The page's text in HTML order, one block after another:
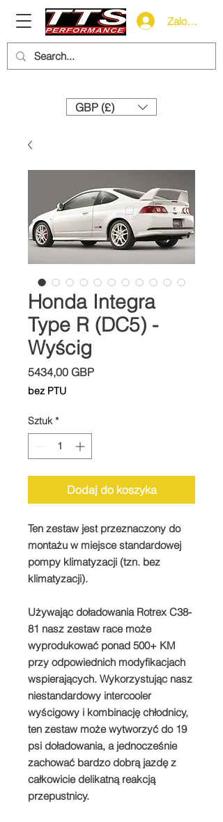
Zaloguj się
GBP (£)
Honda Integra
Type R (DC5) -
Wyścig
5434,00 GBPCena
bez PTU
Sztuk *
Dodaj do koszyka
​Ten zestaw jest przeznaczony do
montażu w miejsce standardowej
pompy klimatyzacji (tzn. bez
klimatyzacji).
Używając doładowania Rotrex C38-
81 nasz zestaw race może
wyprodukować ponad 500+ KM
przy odpowiednich modyfikacjach
wspierających. Wykorzystując nasz
niestandardowy intercooler
wyścigowy i kombinację chłodnicy,
ten zestaw może wytworzyć do 19
psi doładowania, a jednocześnie
zachować bardzo dobrą jazdę z
całkowicie delikatną reakcją
przepustnicy.